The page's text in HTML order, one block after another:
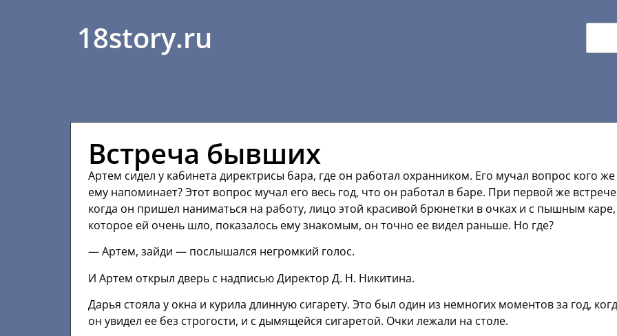
18story.ru
Встреча бывших
Артем сидел у кабинета директрисы бара, где он работал охранником. Его мучал вопрос кого
ему напоминает? Этот вопрос мучал его весь год, что он работал в баре. При первой же
когда он пришел наниматься на работу, лицо этой красивой брюнетки в очках и с пышным каре,
которое ей очень шло, показалось ему знакомым, он точно ее видел раньше. Но где?
— Артем, зайди — послышался негромкий голос.
И Артем открыл дверь с надписью Директор Д. Н. Никитина.
Дарья стояла у окна и курила длинную сигарету. Это был один из немногих моментов за год,
он увидел ее без строгости, и с дымящейся сигаретой. Очки лежали на столе.